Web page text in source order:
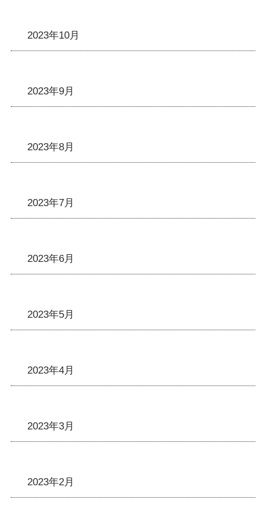
2023年10月
2023年9月
2023年8月
2023年7月
2023年6月
2023年5月
2023年4月
2023年3月
2023年2月